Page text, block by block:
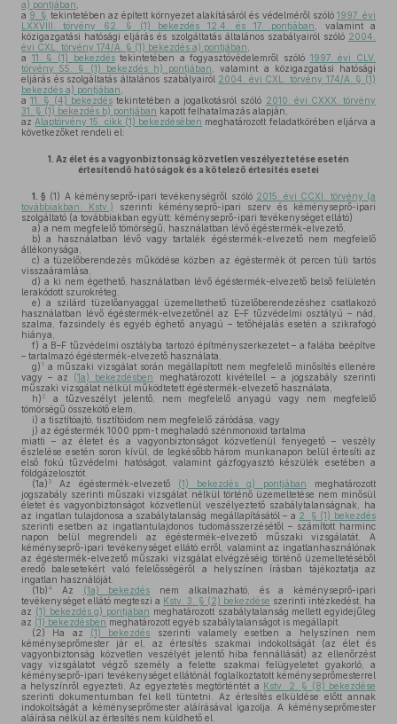
a) pontjában
a 9. § tekintetében az épített környezet alakításáról és védelméről szóló 1997. évi
LXXVIII. törvény 62. § (1) bekezdés 12.4. és 17. pontjában , valamint a
közigazgatási hatósági eljárás és szolgáltatás általános szabályairól szóló 2004.
évi CXL. törvény 174/A. § (1) bekezdés a) pontjában
a 11. § (1) bekezdéstekintetében a fogyasztóvédelemről szóló 1997. évi CLV.
törvény 55. § (1) bekezdés h) pontjában
, valamint a közigazgatási hatósági
eljárás és szolgáltatás általános szabályairól 2004. évi CXL. törvény 174/A. § (1)
bekezdés a) pontjában
a11. § (4) bekezdéstekintetében a jogalkotásról szóló 2010. évi CXXX. törvény
31. § (1) bekezdés b) pontjában kapott felhatalmazás alapján,
az Alaptörvény 15. cikk (1) bekezdésében meghatározott feladatkörében eljárva a
következőket rendeli el:
1. Az élet és a vagyonbiztonság közvetlen veszélyeztetése esetén
értesítendő hatóságok és a kötelező értesítés esetei
1. § (1) A kéményseprő-ipari tevékenységről szóló 2015. évi CCXI. törvény (a
továbbiakban: Kstv.) szerinti kéményseprő-ipari szerv és kéményseprő-ipari
szolgáltató (a továbbiakban együtt: kéményseprő-ipari tevékenységet ellátó)
a) a nem megfelelő tömörségű, használatban lévő égéstermék-elvezető,
b) a használatban lévő vagy tartalék égéstermék-elvezető nem megfelelő
állékonysága,
c) a tüzelőberendezés működése közben az égéstermék öt percen túli tartós
visszaáramlása,
d) a ki nem égethető, használatban lévő égéstermék-elvezető belső felületén
lerakódott szurokréteg,
e) a szilárd tüzelőanyaggal üzemeltethető tüzelőberendezéshez csatlakozó
használatban lévő égéstermék-elvezetőnél az E–F tűzvédelmi osztályú – nád,
szalma, fazsindely és egyéb éghető anyagú – tetőhéjalás esetén a szikrafogó
hiánya,
f) a B–F tűzvédelmi osztályba tartozó építményszerkezetet – a falába beépítve
– tartalmazó égéstermék-elvezető használata,
g) 1 a műszaki vizsgálat során megállapított nem megfelelő minősítés ellenére
vagy – az (1a) bekezdésben
meghatározott kivétellel – a jogszabály szerinti
műszaki vizsgálat nélkül működtetett égéstermék-elvezető használata,
h) 2
a tűzveszélyt jelentő, nem megfelelő anyagú vagy nem megfelelő
tömörségű összekötő elem,
i) a tisztítóajtó, tisztítóidom nem megfelelő záródása, vagy
j) az égéstermék 1000 ppm-t meghaladó szénmonoxid tartalma
miatti – az életet és a vagyonbiztonságot közvetlenül fenyegető – veszély
észlelése esetén soron kívül, de legkésőbb három munkanapon belül értesíti az
első fokú tűzvédelmi hatóságot, valamint gázfogyasztó készülék esetében a
földgázelosztót.
(1a) 3 Az égéstermék-elvezető (1) bekezdés g) pontjában meghatározott
jogszabály szerinti műszaki vizsgálat nélkül történő üzemeltetése nem minősül
életet és vagyonbiztonságot közvetlenül veszélyeztető szabálytalanságnak, ha
az ingatlan tulajdonosa a szabálytalanság megállapításától – a 2. § (1) bekezdés
szerinti esetben az ingatlantulajdonos tudomásszerzésétől – számított harminc
napon belül megrendeli az égéstermék-elvezető műszaki vizsgálatát. A
kéményseprő-ipari tevékenységet ellátó erről, valamint az ingatlanhasználónak
az égéstermék-elvezető műszaki vizsgálat elvégzéséig történő üzemeltetéséből
eredő balesetekért való felelősségéről a helyszínen írásban tájékoztatja az
ingatlan használóját.
(1b)4 Az (1a) bekezdés nem alkalmazható, és a kéményseprő-ipari
tevékenységet ellátó megteszi a Kstv. 3. § (2) bekezdése szerinti intézkedést, ha
az (1) bekezdés g) pontjában meghatározott szabálytalanság mellett egyidejűleg
az (1) bekezdésben meghatározott egyéb szabálytalanságot is megállapít.
(2) Ha az (1) bekezdés szerinti valamely esetben a helyszínen nem
kéményseprőmester jár el, az értesítés szakmai indokoltságát (az élet és
vagyonbiztonság közvetlen veszélyét jelentő hiba fennállását) az ellenőrzést
vagy vizsgálatot végző személy a felette szakmai felügyeletet gyakorló, a
kéményseprő-ipari tevékenységet ellátónál foglalkoztatott kéményseprőmesterrel
a helyszínről egyezteti. Az egyeztetés megtörténtét a Kstv. 2. § (8) bekezdése
szerinti dokumentumban fel kell tüntetni. Az értesítés elküldése előtt annak
indokoltságát a kéményseprőmester aláírásával igazolja. A kéményseprőmester
aláírása nélkül az értesítés nem küldhető el.